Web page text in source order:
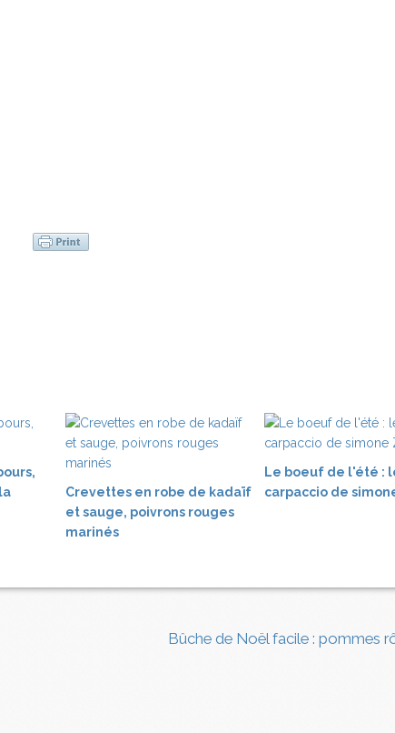
Crevettes en robe de kadaïf
et sauge, poivrons rouges
marinés
Le boeuf de l'été :
carpaccio de
Bûche de Noël facile : pommes